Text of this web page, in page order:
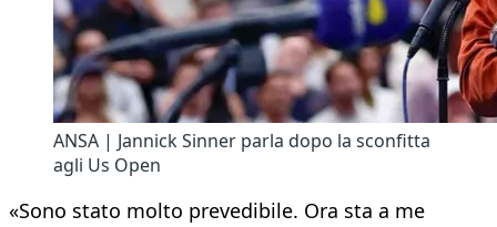
ANSA | Jannick Sinner parla dopo la sconfitta
agli Us Open
«Sono stato molto prevedibile. Ora sta a me